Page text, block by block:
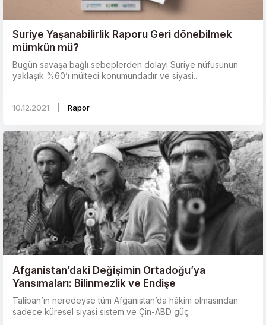
Suriye Yaşanabilirlik Raporu Geri dönebilmek
mümkün mü?
Bugün savaşa bağlı sebeplerden dolayı Suriye nüfusunun
yaklaşık %60’ı mülteci konumundadır ve siyasi..
10.12.2021 Rapor
Afganistan’daki Değişimin Ortadoğu’ya
Yansımaları: Bilinmezlik ve Endişe
Taliban’ın neredeyse tüm Afganistan’da hâkim olmasından
sadece küresel siyasi sistem ve Çin-ABD güç ..